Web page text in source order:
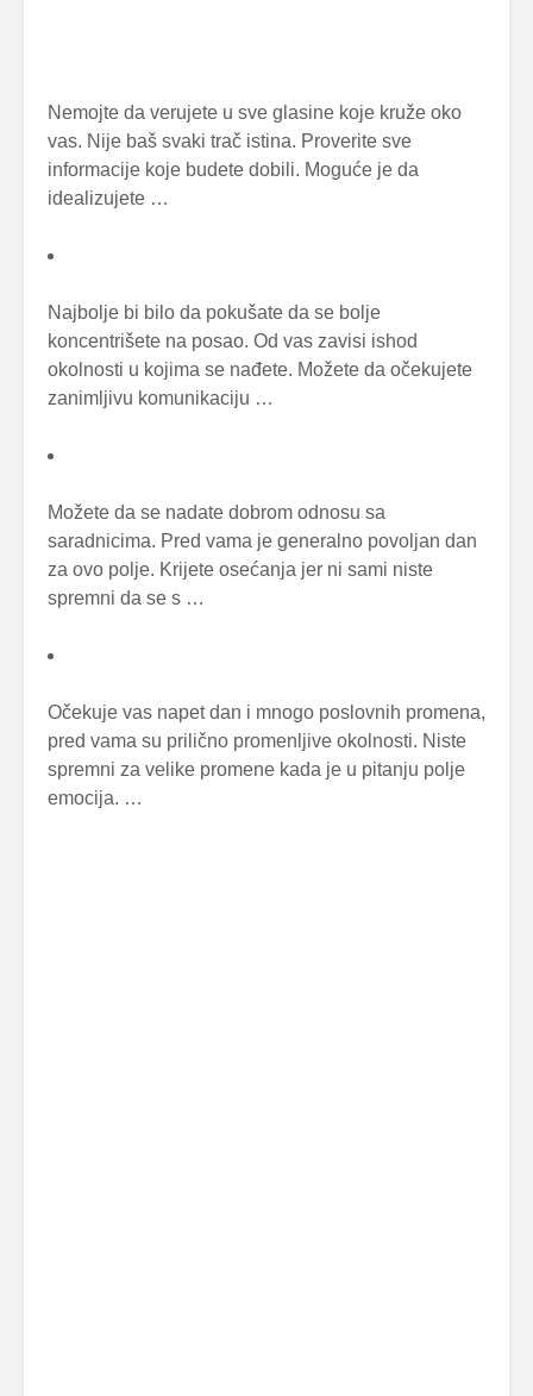
Nemojte da verujete u sve glasine koje kruže oko
vas. Nije baš svaki trač istina. Proverite sve
informacije koje budete dobili. Moguće je da
idealizujete …
Najbolje bi bilo da pokušate da se bolje
koncentrišete na posao. Od vas zavisi ishod
okolnosti u kojima se nađete. Možete da očekujete
zanimljivu komunikaciju …
Možete da se nadate dobrom odnosu sa
saradnicima. Pred vama je generalno povoljan dan
za ovo polje. Krijete osećanja jer ni sami niste
spremni da se s …
Očekuje vas napet dan i mnogo poslovnih promena,
pred vama su prilično promenljive okolnosti. Niste
spremni za velike promene kada je u pitanju polje
emocija. …